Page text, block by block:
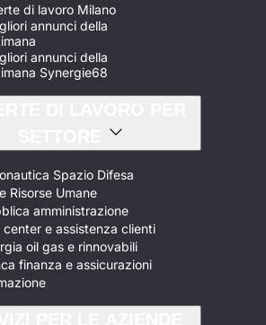
di lavoro Milano
annunci della
annunci della
Synergie68
Spazio Difesa
Risorse Umane
amministrazione
center e assistenza clienti
oil gas e rinnovabili
finanza e assicurazioni